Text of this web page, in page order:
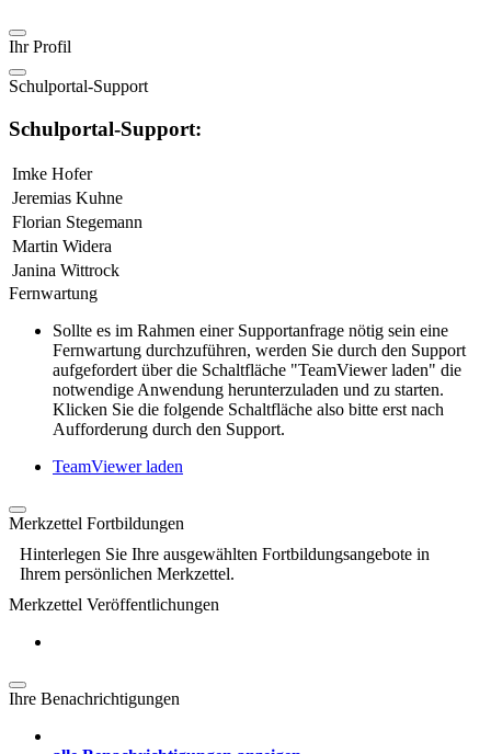
Ihr Profil
Schulportal-Support
Schulportal-Support:
Imke Hofer
Jeremias Kuhne
Florian Stegemann
Martin Widera
Janina Wittrock
Fernwartung
Sollte es im Rahmen einer Supportanfrage nötig sein eine
Fernwartung durchzuführen, werden Sie durch den Support
aufgefordert über die Schaltfläche "TeamViewer laden" die
notwendige Anwendung herunterzuladen und zu starten.
Klicken Sie die folgende Schaltfläche also bitte erst nach
Aufforderung durch den Support.
TeamViewer laden
Merkzettel Fortbildungen
Hinterlegen Sie Ihre ausgewählten Fortbildungsangebote in
Ihrem persönlichen Merkzettel.
Merkzettel Veröffentlichungen
Ihre Benachrichtigungen